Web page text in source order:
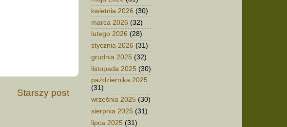
Starszy post
kwietnia 2026 (30)
marca 2026 (32)
lutego 2026 (28)
stycznia 2026 (31)
grudnia 2025 (32)
listopada 2025 (30)
października 2025
(31)
września 2025 (30)
sierpnia 2025 (31)
lipca 2025 (31)